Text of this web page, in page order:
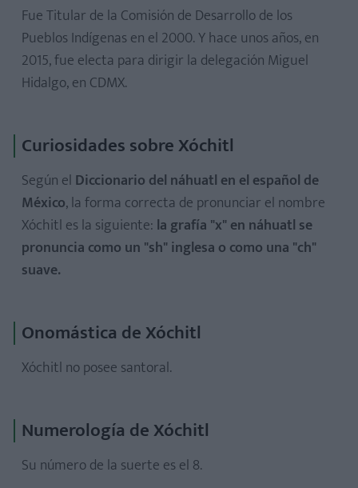
Fue Titular de la Comisión de Desarrollo de los
Pueblos Indígenas en el 2000. Y hace unos años, en
2015, fue electa para dirigir la delegación Miguel
Hidalgo, en CDMX.
Curiosidades sobre Xóchitl
Según el Diccionario del náhuatl en el español de
México, la forma correcta de pronunciar el nombre
Xóchitl es la siguiente: la grafía "x" en náhuatl se
pronuncia como un "sh" inglesa o como una "ch"
suave.
Onomástica de Xóchitl
Xóchitl no posee santoral.
Numerología de Xóchitl
Su número de la suerte es el 8.